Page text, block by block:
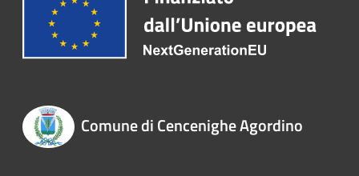
Comune di Cencenighe Agordino